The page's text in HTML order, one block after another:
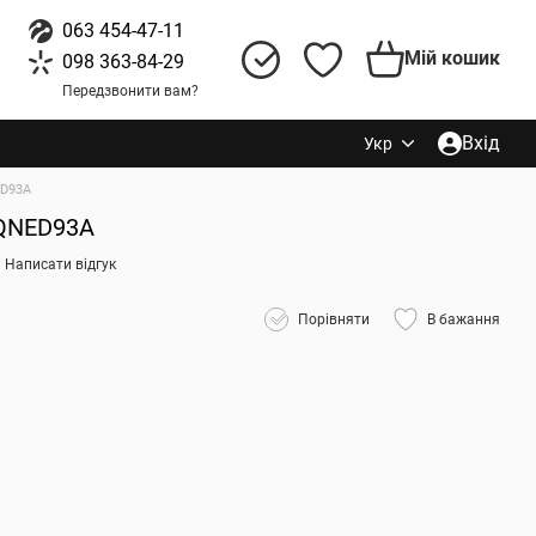
063 454-47-11
098 363-84-29
Передзвонити вам?
Мій кошик
Укр Вхід
Написати відгук
Порівняти В бажання